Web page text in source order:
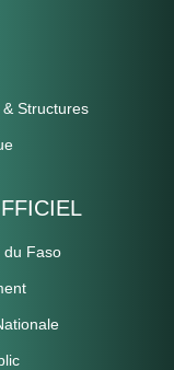
Structures
du Faso